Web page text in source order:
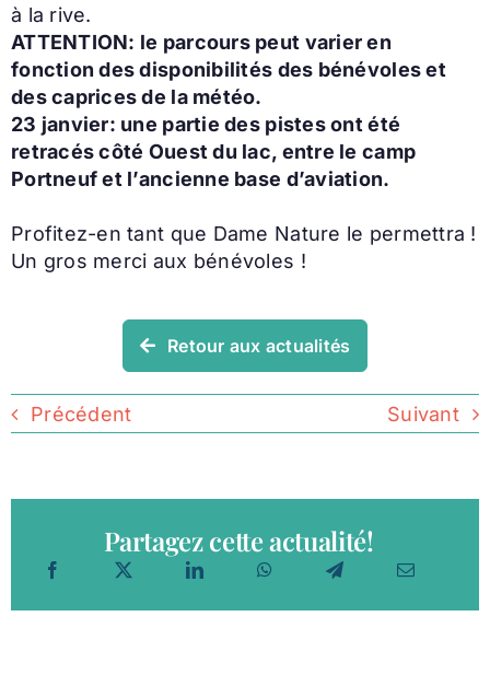
à la rive.
ATTENTION: le parcours peut varier en
fonction des disponibilités des bénévoles et
des caprices de la météo.
23 janvier: une partie des pistes ont été
retracés côté Ouest du lac, entre le camp
Portneuf et l’ancienne base d’aviation.
Profitez-en tant que Dame Nature le permettra !
Un gros merci aux bénévoles !
Retour aux actualités
Précédent Suivant
Partagez cette actualité!